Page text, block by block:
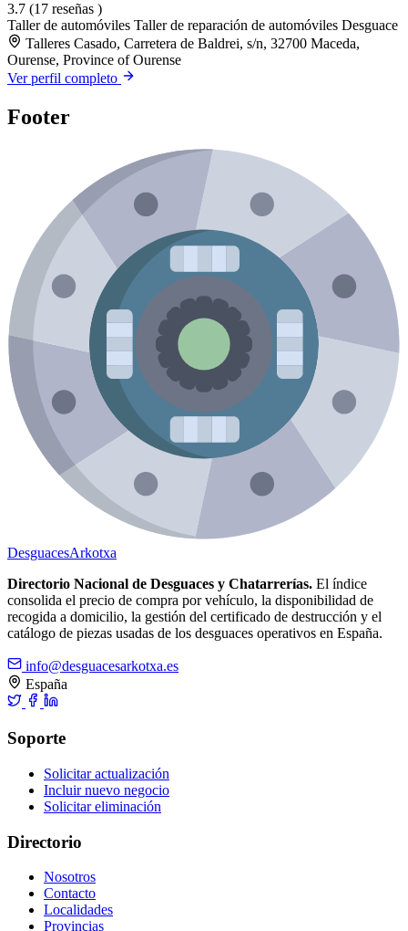
3.7 (17 reseñas )
Taller de automóviles Taller de reparación de automóviles Desguace
Talleres Casado, Carretera de Baldrei, s/n, 32700 Maceda,
Ourense, Province of Ourense
Ver perfil completo
Footer
DesguacesArkotxa
Directorio Nacional de Desguaces y Chatarrerías. El índice
consolida el precio de compra por vehículo, la disponibilidad de
recogida a domicilio, la gestión del certificado de destrucción y el
catálogo de piezas usadas de los desguaces operativos en España.
info@desguacesarkotxa.es
España
Soporte
Solicitar actualización
Incluir nuevo negocio
Solicitar eliminación
Directorio
Nosotros
Contacto
Localidades
Provincias